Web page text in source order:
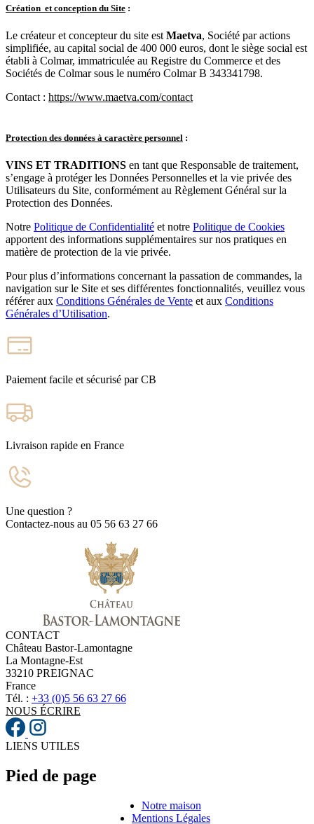
Création et conception du Site :
Le créateur et concepteur du site estMaetva, Société par actions
simplifiée, au capital social de 400 000 euros, dont le siège social est
établi à Colmar, immatriculée au Registre du Commerce et des
Sociétés de Colmar sous le numéro Colmar B 343341798.
Contact : https://www.maetva.com/contact
Protection des données à caractère personnel :
VINS ET TRADITIONS en tant que Responsable de traitement,
s’engage à protéger les Données Personnelles et la vie privée des
Utilisateurs du Site, conformément au Règlement Général sur la
Protection des Données.
Notre Politique de Confidentialité et notre Politique de Cookies
apportent des informations supplémentaires sur nos pratiques en
matière de protection de la vie privée.
Pour plus d’informations concernant la passation de commandes, la
navigation sur le Site et ses différentes fonctionnalités, veuillez vous
référer aux Conditions Générales de Vente et aux Conditions
Générales d’Utilisation.
Paiement facile et sécurisé par CB
Livraison rapide en France
Une question ?
Contactez-nous au 05 56 63 27 66
CONTACT
Château Bastor-Lamontagne
La Montagne-Est
33210 PREIGNAC
France
Tél. : +33 (0)5 56 63 27 66
NOUS ÉCRIRE
LIENS UTILES
Pied de page
Notre maison
Mentions Légales